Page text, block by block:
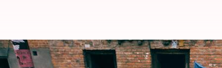
అంతర్జాతీయ పేదరిక నిర్మూలన